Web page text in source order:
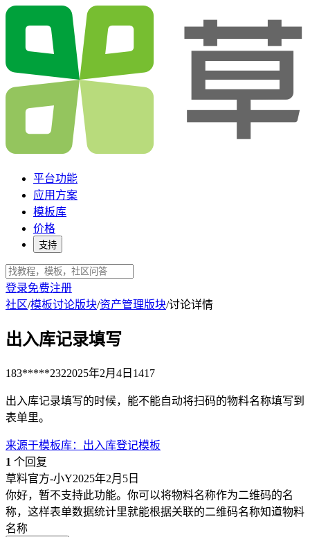
平台功能
应用方案
模板库
价格
支持
登录免费注册
社区/模板讨论版块/资产管理版块/讨论详情
出入库记录填写
183*****2322025年2月4日 1417
出入库记录填写的时候，能不能自动将扫码的物料名称填写到
表单里。
来源于模板库： 出入库登记模板
1 个回复
草料官方-小Y2025年2月5日
你好，暂不支持此功能。你可以将物料名称作为二维码的名
称，这样表单数据统计里就能根据关联的二维码名称知道物料
名称